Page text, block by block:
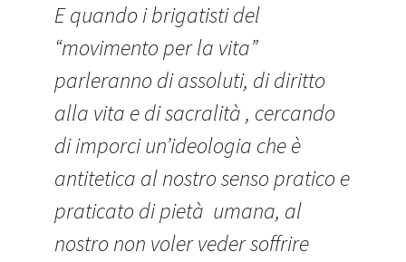
E quando i brigatisti del
“movimento per la vita”
parleranno di assoluti, di diritto
alla vita e di sacralità , cercando
di imporci un’ideologia che è
antitetica al nostro senso pratico e
praticato di pietà umana, al
nostro non voler veder soffrire